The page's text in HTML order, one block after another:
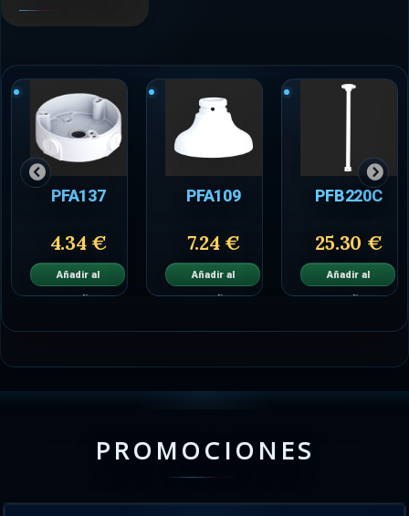
PFA137
4.34 €
Añadir al
carrito
PFA109
7.24 €
Añadir al
carrito
PFB220C
25.30 €
Añadir al
carrito
PROMOCIONES